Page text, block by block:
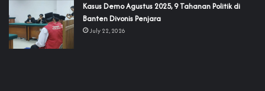
‎Kasus Demo Agustus 2025, 9 Tahanan Politik di
Banten Divonis Penjara
July 22, 2026